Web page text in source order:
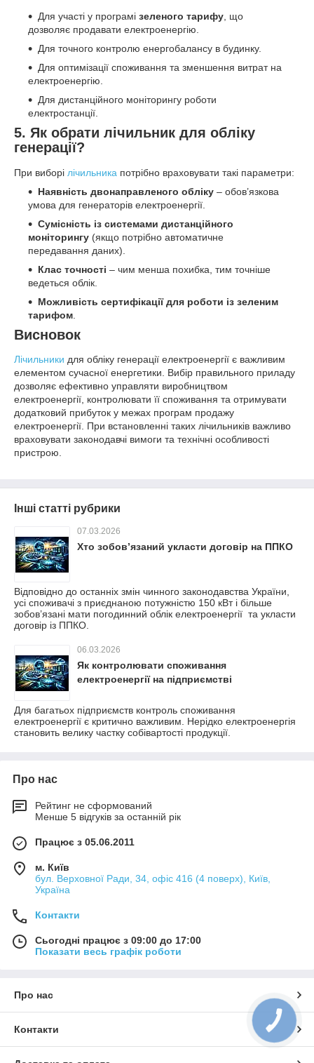
Для участі у програмі зеленого тарифу , що
дозволяє продавати електроенергію.
Для точного контролю енергобалансу в будинку.
Для оптимізації споживання та зменшення витрат на
електроенергію.
Для дистанційного моніторингу роботи
електростанції.
5. Як обрати лічильник для обліку
генерації?
При виборі лічильника потрібно враховувати такі параметри:
Наявність двонаправленого обліку – обов’язкова
умова для генераторів електроенергії.
Сумісність із системами дистанційного
моніторингу (якщо потрібно автоматичне
передавання даних).
Клас точності – чим менша похибка, тим точніше
ведеться облік.
Можливість сертифікації для роботи із зеленим
тарифом
Висновок
Лічильники для обліку генерації електроенергії є важливим
елементом сучасної енергетики. Вибір правильного приладу
дозволяє ефективно управляти виробництвом
електроенергії, контролювати її споживання та отримувати
додатковий прибуток у межах програм продажу
електроенергії. При встановленні таких лічильників важливо
враховувати законодавчі вимоги та технічні особливості
пристрою.
Інші статті рубрики
07.03.2026
Хто зобов’язаний укласти договір на ППКО
Відповідно до останніх змін чинного законодавства України,
усі споживачі з приєднаною потужністю 150 кВт і більше
зобов’язані мати погодинний облік електроенергії та укласти
договір із ППКО.
06.03.2026
Як контролювати споживання
електроенергії на підприємстві
Для багатьох підприємств контроль споживання
електроенергії є критично важливим. Нерідко електроенергія
становить велику частку собівартості продукції.
Про нас
Рейтинг не сформований
Менше 5 відгуків за останній рік
Працює з 05.06.2011
м. Київ
бул. Верховної Ради, 34, офіс 416 (4 поверх), Київ,
Україна
Контакти
Сьогодні працює з 09:00 до 17:00
Показати весь графік роботи
Про нас
Контакти
КНОПКА
ЗВ'ЯЗКУ